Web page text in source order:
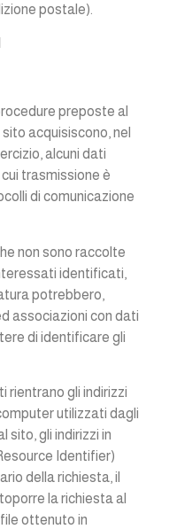
postale).
preposte al
acquisiscono, nel
alcuni dati
trasmissione è
di comunicazione
non sono raccolte
identificati,
potrebbero,
associazioni con dati
di identificare gli
rientrano gli indirizzi
utilizzati dagli
sito, gli indirizzi in
Identifier)
della richiesta, il
la richiesta al
ottenuto in